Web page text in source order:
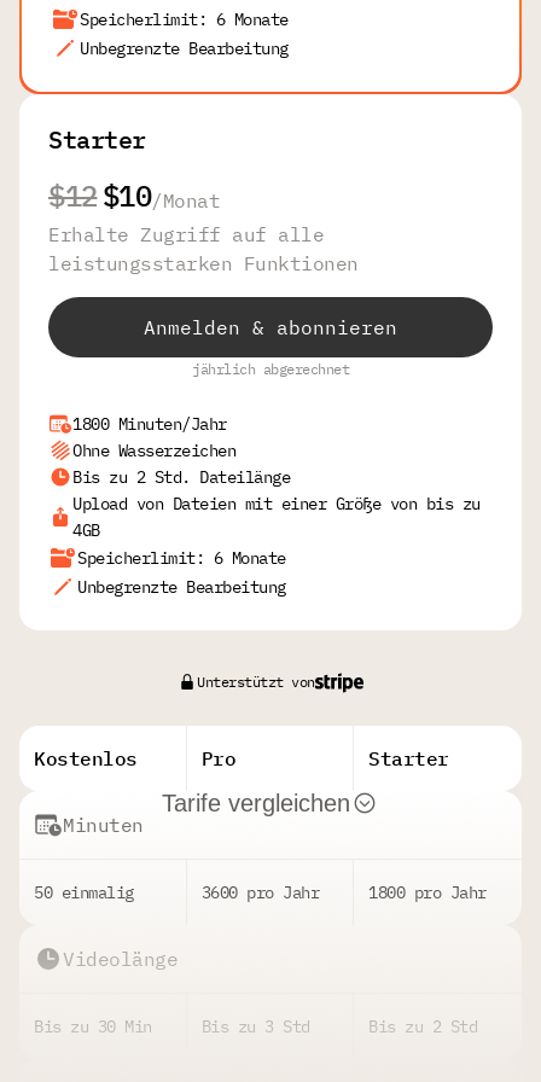
Speicherlimit: 6 Monate
Unbegrenzte Bearbeitung
Starter
$12$10/Monat
Erhalte Zugriff auf alle
leistungsstarken Funktionen
Anmelden & abonnieren
jährlich abgerechnet
1800 Minuten/Jahr
Ohne Wasserzeichen
Bis zu 2 Std. Dateilänge
Upload von Dateien mit einer Größe von bis zu
4GB
Speicherlimit: 6 Monate
Unbegrenzte Bearbeitung
Unterstützt von
Kostenlos Pro Starter
Minuten
50 einmalig 3600 pro Jahr 1800 pro Jahr
Videolänge
Bis zu 30 Min Bis zu 3 Std Bis zu 2 Std
Tarife vergleichen